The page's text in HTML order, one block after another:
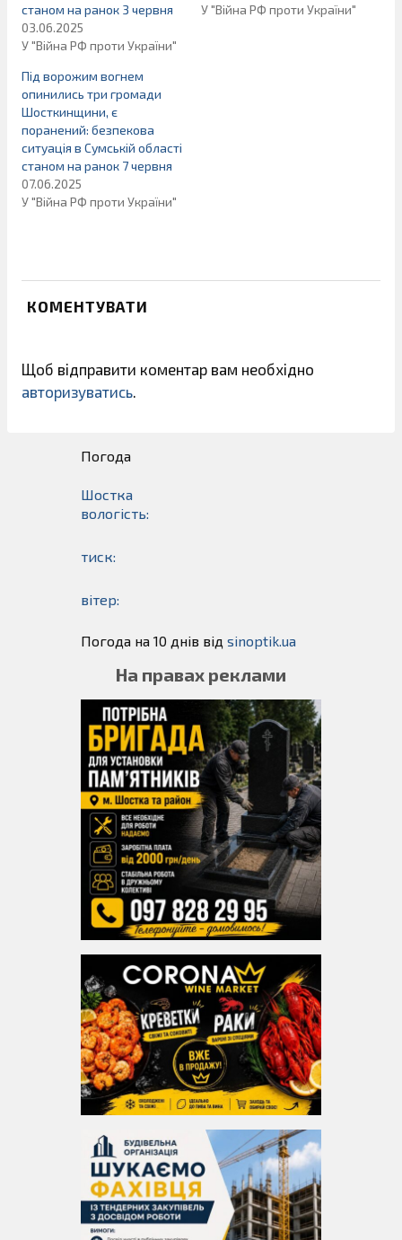
станом на ранок 3 червня
03.06.2025
У "Війна РФ проти України"
У "Війна РФ проти України"
Під ворожим вогнем
опинились три громади
Шосткинщини, є
поранений: безпекова
ситуація в Сумській області
станом на ранок 7 червня
07.06.2025
У "Війна РФ проти України"
КОМЕНТУВАТИ
Щоб відправити коментар вам необхідно
авторизуватись.
Погода
Шостка
вологість:
тиск:
вітер:
Погода на 10 днів від sinoptik.ua
На правах реклами